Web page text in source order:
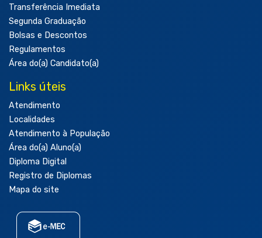
Transferência Imediata
Segunda Graduação
Bolsas e Descontos
Regulamentos
Área do(a) Candidato(a)
Links úteis
Atendimento
Localidades
Atendimento à População
Área do(a) Aluno(a)
Diploma Digital
Registro de Diplomas
Mapa do site